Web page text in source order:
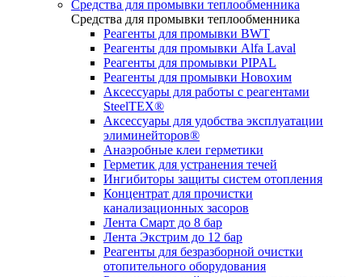
Средства для промывки теплообменника
Средства для промывки теплообменника
Реагенты для промывки BWT
Реагенты для промывки Alfa Laval
Реагенты для промывки PIPAL
Реагенты для промывки Новохим
Аксессуары для работы с реагентами
SteelTEX®
Аксессуары для удобства эксплуатации
элиминейторов®
Анаэробные клеи герметики
Герметик для устранения течей
Ингибиторы защиты систем отопления
Концентрат для прочистки
канализационных засоров
Лента Смарт до 8 бар
Лента Экстрим до 12 бар
Реагенты для безразборной очистки
отопительного оборудования